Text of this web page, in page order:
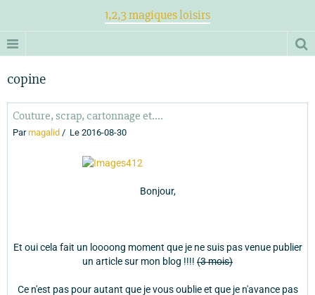
1,2,3 magiques loisirs
copine
Couture, scrap, cartonnage et....
Parmagalid Le 2016-08-30
Bonjour,
Et oui cela fait un loooong moment que je ne suis pas venue publier
un article sur mon blog !!!! (3 mois)
Ce n'est pas pour autant que je vous oublie et que je n'avance pas